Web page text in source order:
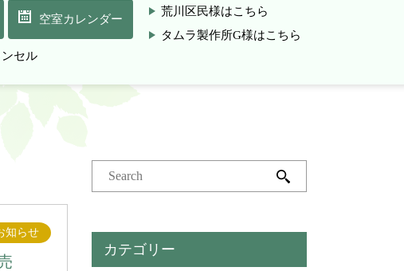
空室カレンダー
セル
荒川区民様はこちら
タムラ製作所G様はこちら
知らせ
カテゴリー